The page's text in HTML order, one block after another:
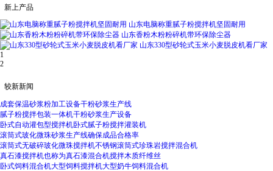
新上产品
山东电脑称重腻子粉搅拌机坚固耐用
山东香粉木粉粉碎机带环保除尘器
山东330型砂轮式玉米小麦脱皮机看厂家
1
2
较新新闻
成套保温砂浆粉加工设备干粉砂浆生产线
腻子粉搅拌包装一体机干粉砂浆生产设备
卧式自动灌包型搅拌机卧式腻子粉搅拌灌装机
滚筒式玻化微珠砂浆生产线确保成品合格率
滚筒式无破碎玻化微珠搅拌机不锈钢滚筒式珍珠岩搅拌混合机
真石漆搅拌机也称为真石漆混合机搅拌木质纤维丝
卧式饲料混合机大型饲料搅拌机大型奶牛饲料混合机